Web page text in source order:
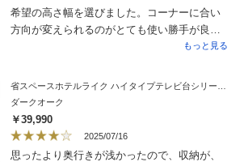
希望の高さ幅を選びました。コーナーに合い
方向が変えられるのがとても使い勝手が良く
もっと見る
ダークオーク
￥39,990
2025/07/16
思ったより奥行きが浅かったので、収納が、